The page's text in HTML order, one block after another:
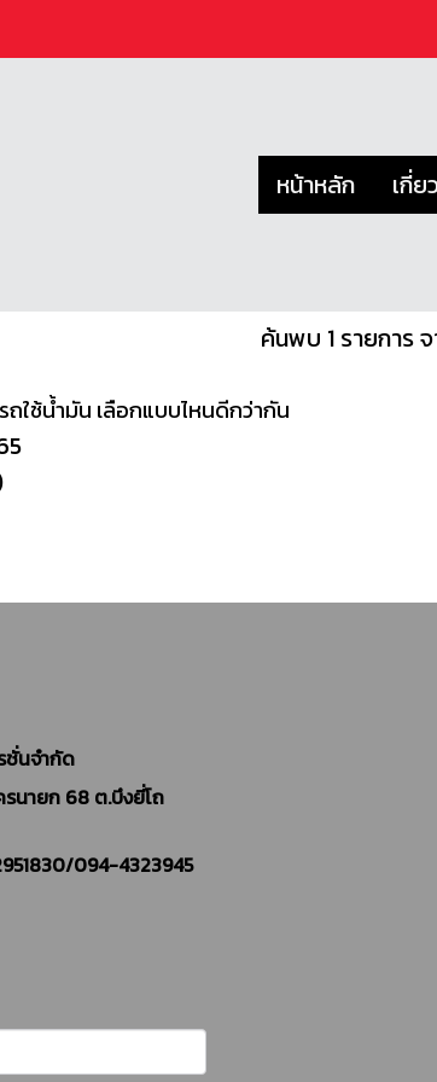
หน้าหลัก เกี่ย
ค้นพบ 1 รายการ
ถใช้น้ำมัน เลือกแบบไหนดีกว่ากัน
ชั่นจำกัด
นายก 68 ต.บึงยี่โถ
094-4323945